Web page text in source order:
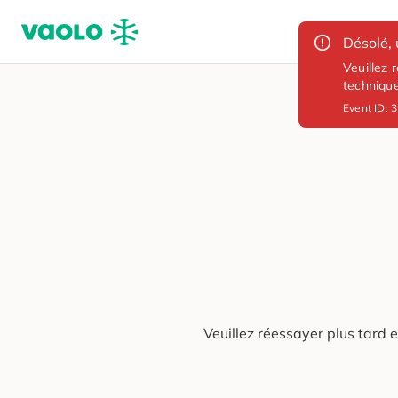
Désolé,
Veuillez
Event ID:
Veuillez réessayer plus tard